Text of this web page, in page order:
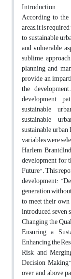
Introduction
According to the
areas, it is
to sustainable
and vulnerable
sublime
planning and
provide an
the
development
sustainable
sustainable
sustainable
variables were
Harlem
development for
Future". This
development:
generation
to meet their own
introduced seven
Changing the
Ensuring a
Enhancing the
Risk, and
Decision
over and above